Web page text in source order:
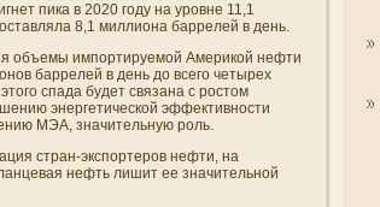
пика в 2020 году на уровне 11,1
8,1 миллиона баррелей в день.
объемы импортируемой Америкой нефти
баррелей в день до всего четырех
спада будет связана с ростом
энергетической эффективности
МЭА, значительную роль.
стран-экспортеров нефти, на
нефть лишит ее значительной